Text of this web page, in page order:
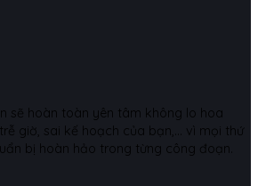
sẽ hoàn toàn yên tâm không lo hoa
giờ, sai kế hoạch của bạn,... vì mọi thứ
bị hoàn hảo trong từng công đoạn.